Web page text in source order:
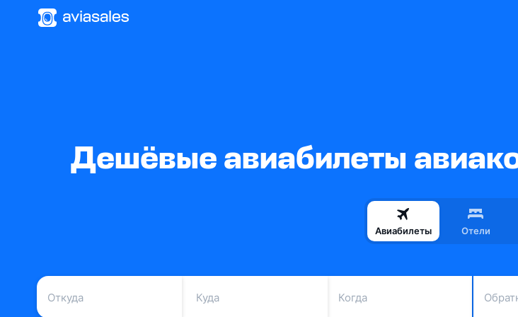
Дешёвые авиабилеты
Авиабилеты Отели
Когда